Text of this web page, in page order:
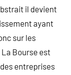
il devient
ayant
sur les
Bourse est
entreprises